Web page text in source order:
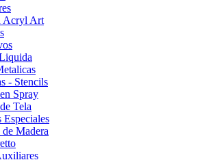
Acryl Art
- Stencils
Spray
Tela
Especiales
de Madera